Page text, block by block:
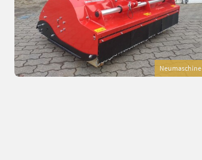
Neumaschine